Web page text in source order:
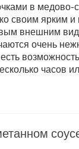
в медово-
своим ярким
внешним
очень
часов